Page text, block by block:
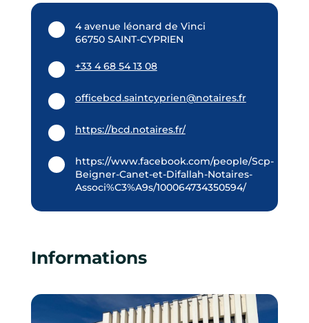
4 avenue léonard de Vinci
66750 SAINT-CYPRIEN
+33 4 68 54 13 08
officebcd.saintcyprien@notaires.fr
https://bcd.notaires.fr/
https://www.facebook.com/people/Scp-
Beigner-Canet-et-Difallah-Notaires-
Associ%C3%A9s/100064734350594/
Informations